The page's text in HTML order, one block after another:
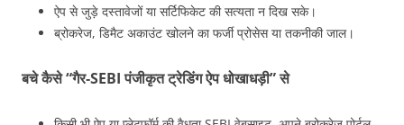
ऐप से जुड़े दस्तावेजों या सर्टिफिकेट की सत्यता न दिख सके।
ब्रोकरेज, डिमैट अकाउंट खोलने का फर्जी प्रोसेस या तकनीकी जाल।
बचे कैसे “गैर‑SEBI पंजीकृत ट्रेडिंग ऐप धोखाधड़ी” से